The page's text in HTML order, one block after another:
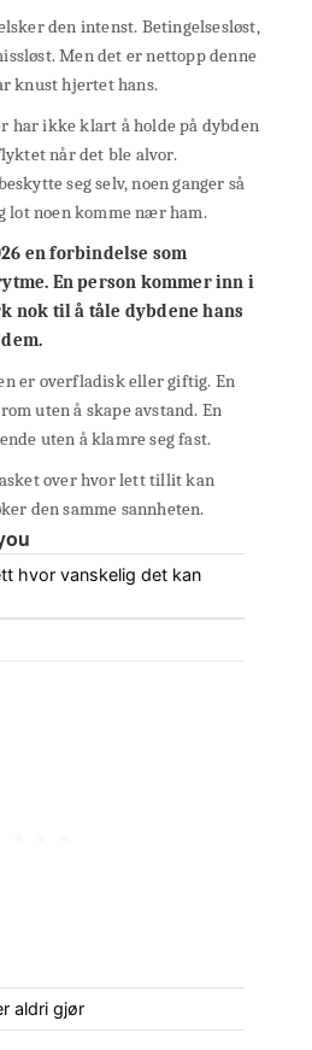
den intenst. Betingelsesløst,
Men det er nettopp denne
knust hjertet hans.
har ikke klart å holde på dybden
når det ble alvor.
seg selv, noen ganger så
lot noen komme nær ham.
en forbindelse som
En person kommer inn i
nok til å tåle dybdene hans
er overfladisk eller giftig. En
uten å skape avstand. En
uten å klamre seg fast.
over hvor lett tillit kan
den samme sannheten.
hvor vanskelig det kan
aldri gjør